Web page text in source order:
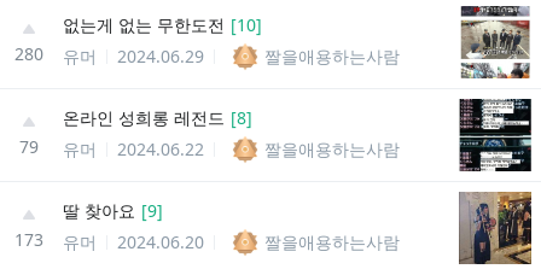
280
없는게 없는 무한도전 [10]
유머
2024.06.29 짤을애용하는사람
79
온라인 성희롱 레전드 [8]
유머
2024.06.22 짤을애용하는사람
173
딸 찾아요 [9]
유머
2024.06.20 짤을애용하는사람